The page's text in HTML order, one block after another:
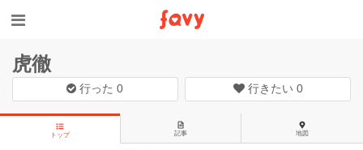
虎徹
行った0 行きたい 0
トップ 記事 地図